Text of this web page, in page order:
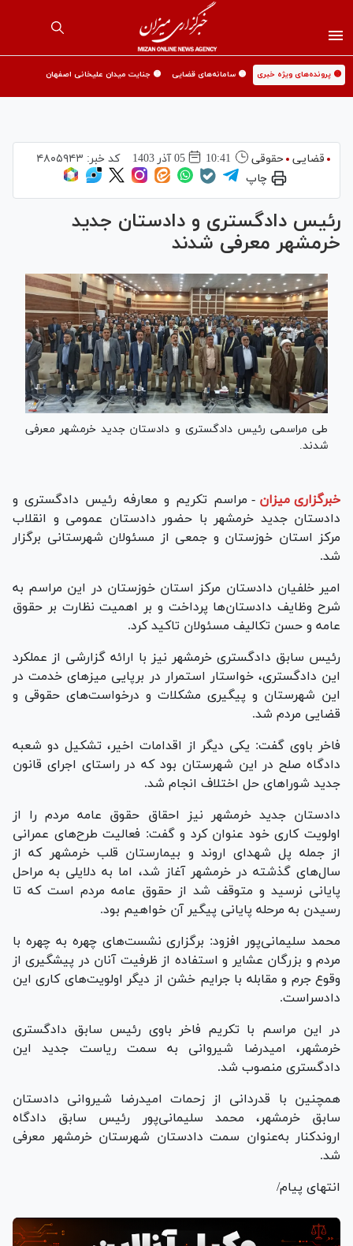
🟡 پرونده‌های ویژه خبری 🟡 سامانه‌های قضایی 🟡 جنایت میدان علیخانی اصفهان
قضایی حقوقی 10:41 05 آذر 1403 کد خبر: ۴۸۰۵۹۴۳
چاپ
رئیس دادگستری و دادستان جدید
خرمشهر معرفی شدند
طی مراسمی رئیس دادگستری و دادستان جدید خرمشهر معرفی
شدند.
خبرگزاری میزان - مراسم تکریم و معارفه رئیس دادگستری و
دادستان جدید خرمشهر با حضور دادستان عمومی و انقلاب
مرکز استان خوزستان و جمعی از مسئولان شهرستانی برگزار
شد.
امیر خلفیان دادستان مرکز استان خوزستان در این مراسم به
شرح وظایف دادستان‌ها پرداخت و بر اهمیت نظارت بر حقوق
عامه و حسن تکالیف مسئولان تاکید کرد.
رئیس سابق دادگستری خرمشهر نیز با ارائه گزارشی از عملکرد
این دادگستری، خواستار استمرار در برپایی میز‌های خدمت در
این شهرستان و پیگیری مشکلات و درخواست‌های حقوقی و
قضایی مردم شد.
فاخر باوی گفت: یکی دیگر از اقدامات اخیر، تشکیل دو شعبه
دادگاه صلح در این شهرستان بود که در راستای اجرای قانون
جدید شورا‌های حل اختلاف انجام شد.
دادستان جدید خرمشهر نیز احقاق حقوق عامه مردم را از
اولویت کاری خود عنوان کرد و گفت: فعالیت طرح‌های عمرانی
از جمله پل شهدای اروند و بیمارستان قلب خرمشهر که از
سال‌های گذشته در خرمشهر آغاز شد، اما به دلایلی به مراحل
پایانی نرسید و متوقف شد از حقوق عامه مردم است که تا
رسیدن به مرحله پایانی پیگیر آن خواهیم بود.
محمد سلیمانی‌پور افزود: برگزاری نشست‌های چهره به چهره با
مردم و بزرگان عشایر و استفاده از ظرفیت آنان در پیشگیری از
وقوع جرم و مقابله با جرایم خشن از دیگر اولویت‌های کاری این
دادسراست.
در این مراسم با تکریم فاخر باوی رئیس سابق دادگستری
خرمشهر، امیدرضا شیروانی به سمت ریاست جدید این
دادگستری منصوب شد.
همچنین با قدردانی از زحمات امیدرضا شیروانی دادستان
سابق خرمشهر، محمد سلیمانی‌پور رئیس سابق دادگاه
اروندکنار به‌عنوان سمت دادستان شهرستان خرمشهر معرفی
شد.
انتهای پیام/